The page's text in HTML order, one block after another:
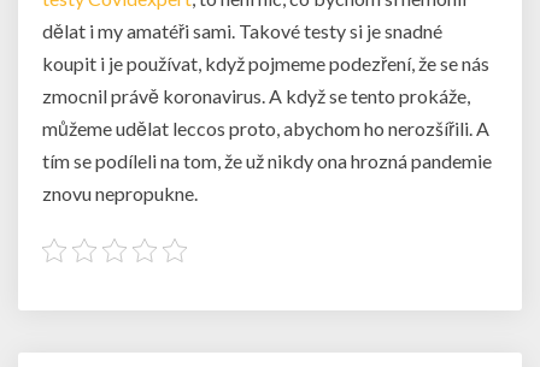
dělat i my amatéři sami. Takové testy si je snadné
koupit i je používat, když pojmeme podezření, že se nás
zmocnil právě koronavirus. A když se tento prokáže,
můžeme udělat leccos proto, abychom ho nerozšířili. A
tím se podíleli na tom, že už nikdy ona hrozná pandemie
znovu nepropukne.